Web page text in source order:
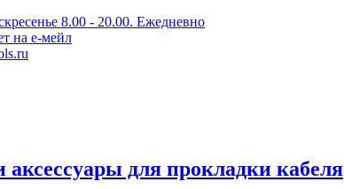
8.00 - 20.00. Ежедневно
на е-мейл
аксессуары для прокладки кабеля